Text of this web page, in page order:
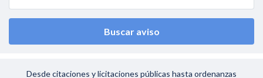
Buscar aviso
Desde citaciones y licitaciones públicas hasta ordenanzas